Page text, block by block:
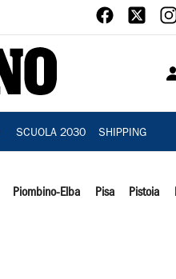
SCUOLA 2030 SHIPPING
Piombino-Elba Pisa Pistoia